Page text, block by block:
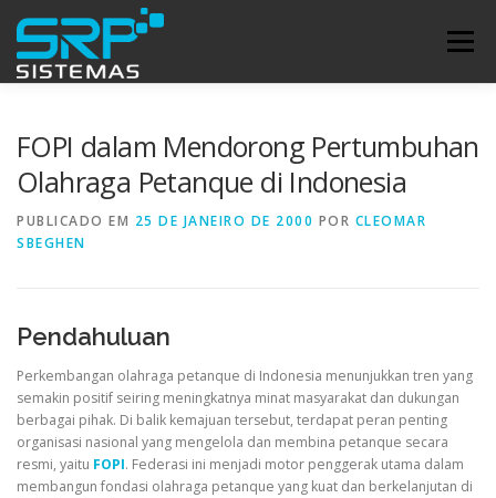
para
conteúdo
Menu
FOPI dalam Mendorong Pertumbuhan
Olahraga Petanque di Indonesia
PUBLICADO EM 25 DE JANEIRO DE 2000 POR CLEOMAR
SBEGHEN
Pendahuluan
Perkembangan olahraga petanque di Indonesia menunjukkan tren yang
semakin positif seiring meningkatnya minat masyarakat dan dukungan
berbagai pihak. Di balik kemajuan tersebut, terdapat peran penting
organisasi nasional yang mengelola dan membina petanque secara
resmi, yaitu FOPI. Federasi ini menjadi motor penggerak utama dalam
membangun fondasi olahraga petanque yang kuat dan berkelanjutan di